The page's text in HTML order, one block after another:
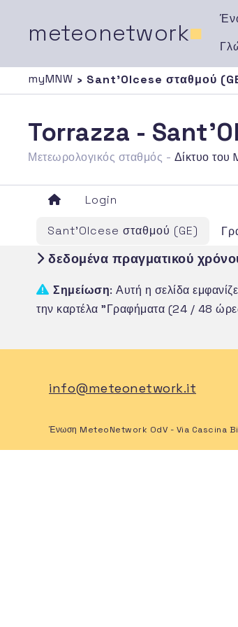
meteonetwork■
myMNW › Sant'Olcese σταθμού
Torrazza -
Μετεωρολογικός σταθμός - Δίκτυο
Login
Sant'Olcese σταθμού (GE)
δεδομένα πραγματικού
Σημείωση: Αυτή η σελίδα
την καρτέλα "Γραφήματα (24 / 48
info@meteonetwork.it
Ένωση MeteoNetwork OdV - Via Cascina